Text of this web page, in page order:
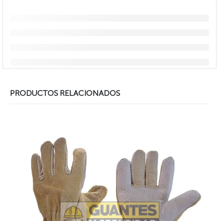
PRODUCTOS RELACIONADOS